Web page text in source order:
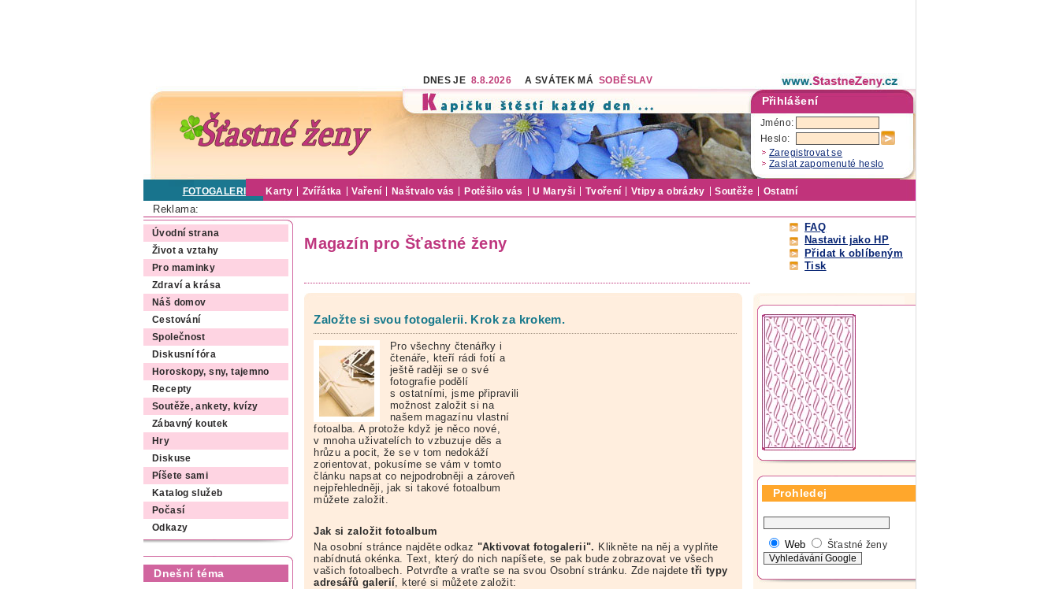
DNES JE 8.8.2026 A SVÁTEK MÁ SOBĚSLAV
Přihlášení
Jméno:
Heslo:
Zaregistrovat se
Zaslat zapomenuté heslo
FOTOGALERIE Karty Zvířátka Vaření Naštvalo vás Potěšilo vás U Maryši Tvoření Vtipy a obrázky Soutěže Ostatní
Reklama:
Úvodní strana
Život a vztahy
Pro maminky
Zdraví a krása
Náš domov
Cestování
Společnost
Diskusní fóra
Horoskopy, sny, tajemno
Recepty
Soutěže, ankety, kvízy
Zábavný koutek
Hry
Diskuse
Píšete sami
Katalog služeb
Počasí
Odkazy
Dnešní téma
Magazín pro Šťastné ženy
FAQ
Nastavit jako HP
Přidat k oblíbeným
Tisk
Založte si svou fotogalerii. Krok za krokem.
Pro všechny čtenářky i
čtenáře, kteří rádi fotí a
ještě raději se o své
fotografie podělí
s ostatními, jsme připravili
možnost založit si na
našem magazínu vlastní
fotoalba. A protože když je něco nové,
v mnoha uživatelích to vzbuzuje děs a
hrůzu a pocit, že se v tom nedokáží
zorientovat, pokusíme se vám v tomto
článku napsat co nejpodrobněji a zároveň
nejpřehledněji, jak si takové fotoalbum
můžete založit.
Jak si založit fotoalbum
Na osobní stránce najděte odkaz "Aktivovat fotogalerii". Klikněte na něj a vyplňte
nabídnutá okénka. Text, který do nich napíšete, se pak bude zobrazovat ve všech
vašich fotoalbech. Potvrďte a vraťte se na svou Osobní stránku. Zde najdetetři typy
adresářů galerií , které si můžete založit:
Prohledej
Web Šťastné ženy